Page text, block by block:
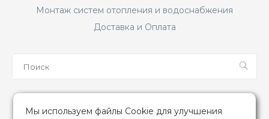
Монтаж систем отопления и водоснабжения
Доставка и Оплата
Мы используем файлы Cookie для улучшения
Мы используем файлы Cookie для улучшения